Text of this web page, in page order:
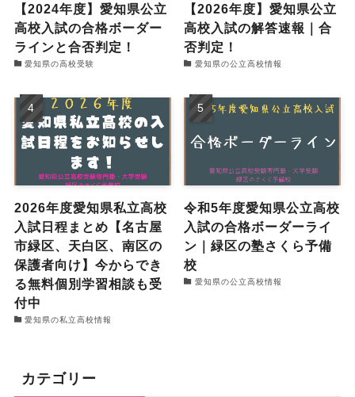
【2024年度】愛知県公立
高校入試の合格ボーダー
ラインと合否判定！
愛知県の高校受験
【2026年度】愛知県公立
高校入試の解答速報｜合
否判定！
愛知県の公立高校情報
2026年度愛知県私立高校
入試日程まとめ【名古屋
市緑区、天白区、南区の
保護者向け】今からでき
る無料個別学習相談も受
付中
愛知県の私立高校情報
令和5年度愛知県公立高校
入試の合格ボーダーライ
ン｜緑区の塾さくら予備
校
愛知県の公立高校情報
カテゴリー